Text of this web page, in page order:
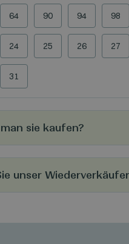
64 90 94 98
24 25 26 27
31
sie kaufen?
unser Wiederverkäufer